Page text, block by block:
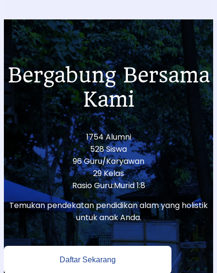
Bergabung Bersama
Kami
1754 Alumni
528 Siswa
96 Guru/Karyawan
29 Kelas
Rasio Guru:Murid 1:8
Temukan pendekatan pendidikan alam yang holistik
untuk anak Anda.
Daftar Sekarang